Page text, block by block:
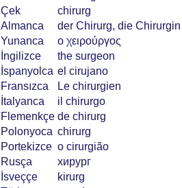
Çek
chirurg
Almanca
der Chirurg, die Chirurgin
Yunanca
ο χειρούργος
İngilizce
the surgeon
İspanyolca el cirujano
Fransızca
Le chirurgien
İtalyanca
il chirurgo
Flemenkçe de chirurg
Polonyoca chirurg
Portekizce o cirurgião
Rusça
хирург
İsveççe
kirurg